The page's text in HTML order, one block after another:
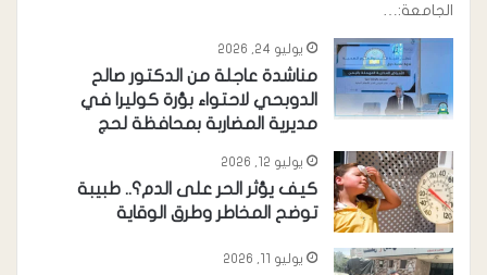
الجامعة:…
يوليو 24, 2026
مناشدة عاجلة من الدكتور صالح
الدوبحي لاحتواء بؤرة كوليرا في
مديرية المضاربة بمحافظة لحج
يوليو 12, 2026
كيف يؤثر الحر على الدم؟.. طبيبة
توضح المخاطر وطرق الوقاية
يوليو 11, 2026